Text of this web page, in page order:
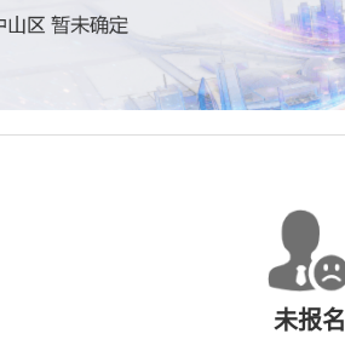
未报名